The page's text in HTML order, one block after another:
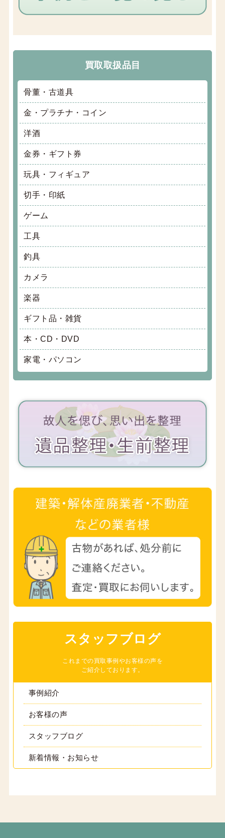
買取取扱品目
骨董・古道具
金・プラチナ・コイン
洋酒
金券・ギフト券
玩具・フィギュア
切手・印紙
ゲーム
工具
釣具
カメラ
楽器
ギフト品・雑貨
本・CD・DVD
家電・パソコン
スタッフブログ
これまでの買取事例やお客様の声を
ご紹介しております。
事例紹介
お客様の声
スタッフブログ
新着情報・お知らせ